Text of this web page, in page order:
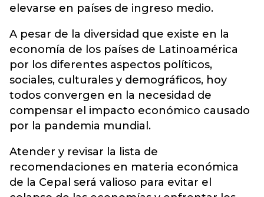
elevarse en países de ingreso medio.
A pesar de la diversidad que existe en la
economía de los países de Latinoamérica
por los diferentes aspectos políticos,
sociales, culturales y demográficos, hoy
todos convergen en la necesidad de
compensar el impacto económico causado
por la pandemia mundial.
Atender y revisar la lista de
recomendaciones en materia económica
de la Cepal será valioso para evitar el